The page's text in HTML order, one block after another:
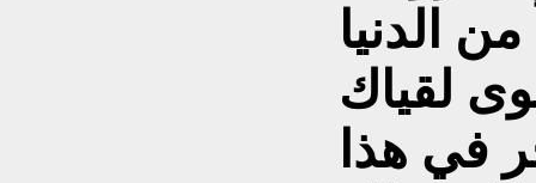
الدنيا
لقياك
في هذا